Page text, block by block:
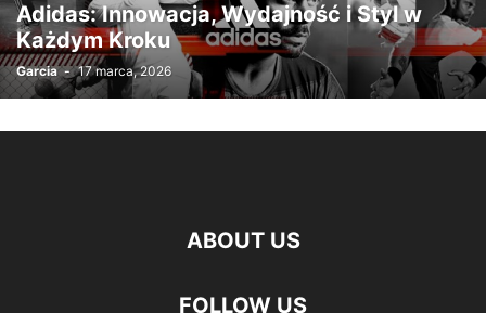
Adidas: Innowacja, Wydajność i Styl w
Każdym Kroku
Garcia - 17 marca, 2026
ABOUT US
FOLLOW US